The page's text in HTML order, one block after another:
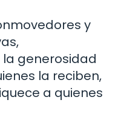
y
generosidad
la reciben,
a quienes